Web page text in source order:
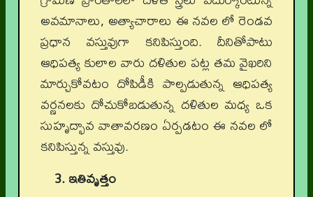
అవమానాలు, అత్యాచారాలు ఈ నవల లో రెండవ
ప్రధాన వస్తువుగా కనిపిస్తుంది. దీనితోపాటు
ఆధిపత్య కులాల వారు దళితుల పట్ల తమ వైఖరిని
మార్చుకోవటం దోపిడీకి పాల్పడుతున్న ఆధిపత్య
వర్ణనలకు దోచుకోబడుతున్న దళితుల మధ్య ఒక
సుహృద్భావ వాతావరణం ఏర్పడటం ఈ నవల లో
కనిపిస్తున్న వస్తువు.
3. ఇతివృత్తం